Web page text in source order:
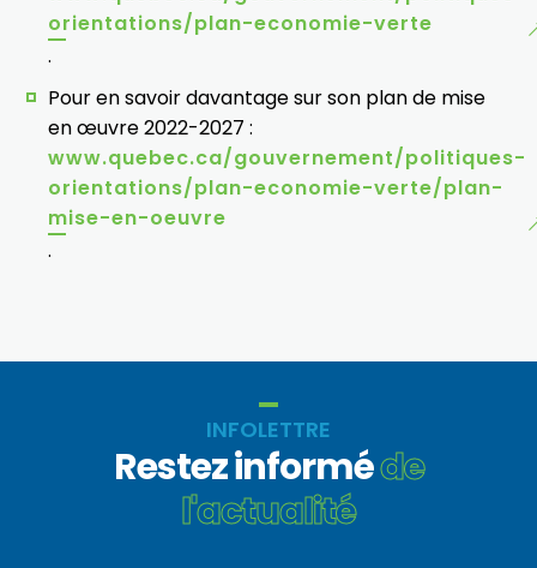
orientations/plan-economie-verte
.
Pour en savoir davantage sur son plan de mise
en œuvre 2022-2027 :
www.quebec.ca/gouvernement/politiques-
orientations/plan-economie-verte/plan-
mise-en-oeuvre
.
INFOLETTRE
Restez informéde
l'actualité